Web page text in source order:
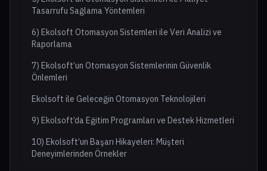
Tasarrufu Sağlama Yöntemleri
6) Ekolsoft Otomasyon Sistemleri ile Veri Analizi ve
Raporlama
7) Ekolsoft’un Otomasyon Sistemlerinin Güvenlik
Önlemleri
Ekolsoft ile Geleceğin Otomasyon Teknolojileri
9) Ekolsoft’da Eğitim Programları ve Destek Hizmetleri
10) Ekolsoft’un Başarı Hikayeleri: Müşteri
Deneyimlerinden Örnekler